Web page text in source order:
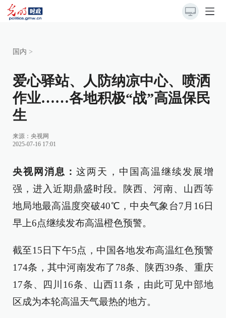
国内 >
爱心驿站、人防纳凉中心、喷洒
作业……各地积极“战”高温保民
生
来源： 央视网
2025-07-16 17:01
央视网消息：这两天，中国高温继续发展增
强，进入近期鼎盛时段。陕西、河南、山西等
地局地最高温度突破40℃，中央气象台7月16日
早上6点继续发布高温橙色预警。
截至15日下午5点，中国各地发布高温红色预警
174条，其中河南发布了78条、陕西39条、重庆
17条、四川16条、山西11条，由此可见中部地
区成为本轮高温天气最热的地方。